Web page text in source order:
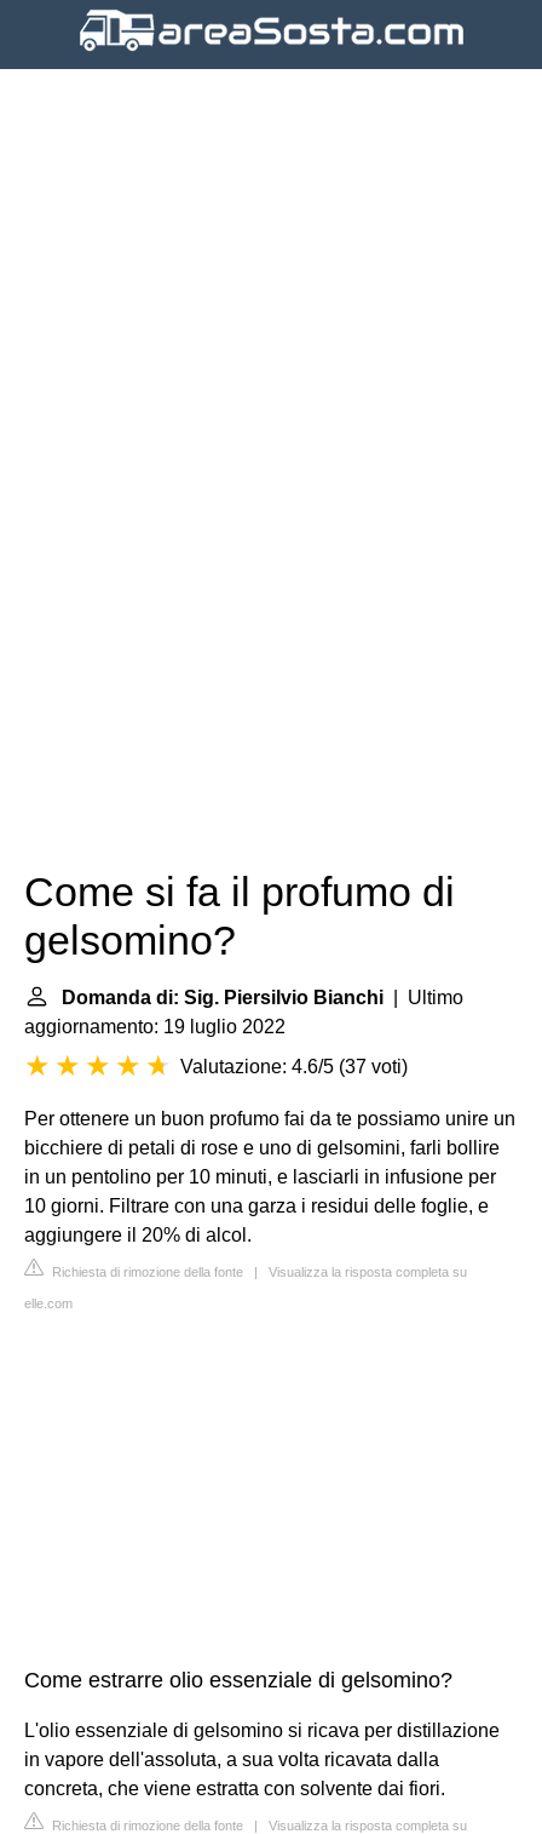
Come si fa il profumo di
gelsomino?
Domanda di: Sig. Piersilvio Bianchi | Ultimo
aggiornamento: 19 luglio 2022
Valutazione: 4.6/5 (37 voti)
Per ottenere un buon profumo fai da te possiamo unire un
bicchiere di petali di rose e uno di gelsomini, farli bollire
in un pentolino per 10 minuti, e lasciarli in infusione per
10 giorni. Filtrare con una garza i residui delle foglie, e
aggiungere il 20% di alcol.
Richiesta di rimozione della fonte | Visualizza la risposta completa su
elle.com
Come estrarre olio essenziale di gelsomino?
L'olio essenziale di gelsomino si ricava per distillazione
in vapore dell'assoluta, a sua volta ricavata dalla
concreta, che viene estratta con solvente dai fiori.
Richiesta di rimozione della fonte | Visualizza la risposta completa su